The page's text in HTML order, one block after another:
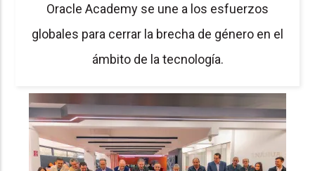
Oracle Academy se une a los esfuerzos
globales para cerrar la brecha de género en el
ámbito de la tecnología.